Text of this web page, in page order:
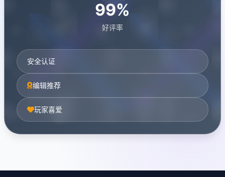
99%
好评率
安全认证
编辑推荐
玩家喜爱